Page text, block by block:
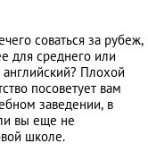
соваться за рубеж,
для среднего или
Плохой
посоветует вам
заведении, в
вы еще не
школе.